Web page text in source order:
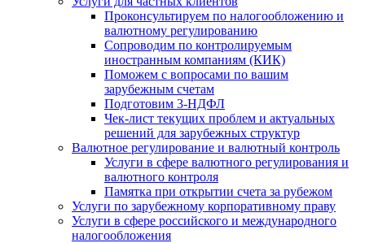
Проконсультируем по налогообложению и
валютному регулированию
Сопроводим по контролируемым
иностранным компаниям (КИК)
Поможем с вопросами по вашим
зарубежным счетам
Подготовим 3-НДФЛ
Чек-лист текущих проблем и актуальных
решений для зарубежных структур
Валютное регулирование и валютный контроль
Услуги в сфере валютного регулирования и
валютного контроля
Памятка при открытии счета за рубежом
Услуги по зарубежному корпоративному праву
Услуги в сфере российского и международного
налогообложения